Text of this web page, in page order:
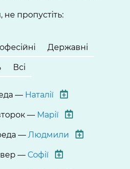
пропустіть:
Державні
Всі
— Наталії
— Марії
— Людмили
— Софії